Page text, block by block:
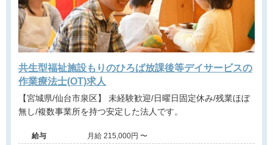
共生型福祉施設もりのひろば放課後等デイサービスの
作業療法士(OT)求人
【宮城県/仙台市泉区】 未経験歓迎/日曜日固定休み/残業ほぼ
無し/複数事業所を持つ安定した法人です。
給与
月給 215,000円 〜